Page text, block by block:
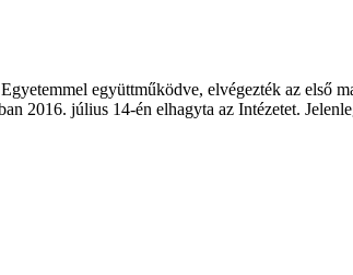
együttműködve, elvégezték az első
2016. július 14-én elhagyta az Intézetet.